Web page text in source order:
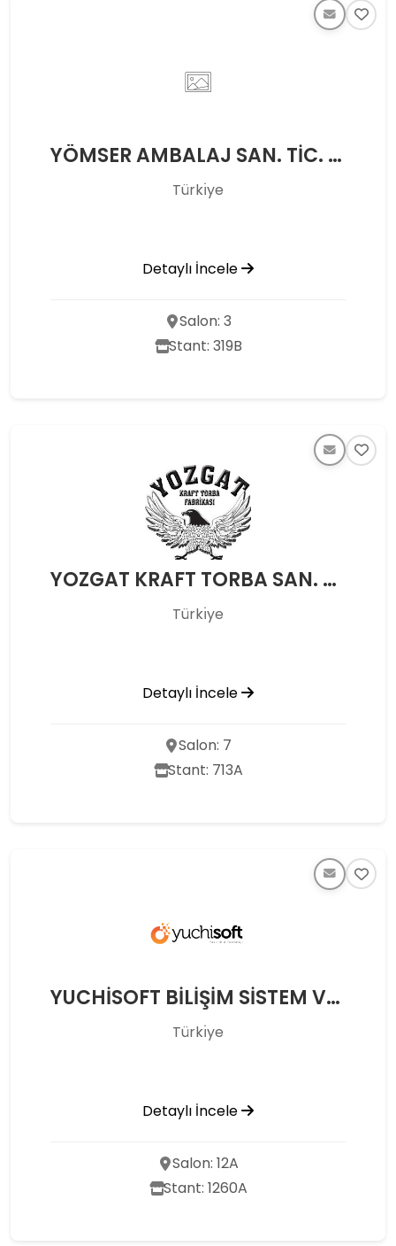
YÖMSER AMBALAJ SAN. TİC. VE PAZ. A.Ş.
Türkı̇ye
Detaylı İncele
Salon: 3
Stant: 319B
YOZGAT KRAFT TORBA SAN. VE TİC. A.Ş.
Türkı̇ye
Detaylı İncele
Salon: 7
Stant: 713A
YUCHİSOFT BİLİŞİM SİSTEM VE ÇÖZÜMLERİ SAN. VE TİC. LTD. ŞTİ.
Türkı̇ye
Detaylı İncele
Salon: 12A
Stant: 1260A